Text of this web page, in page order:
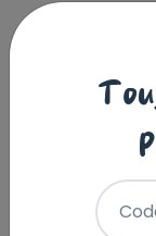
Description
Aliment sec
(jusqu’à 12 mois).